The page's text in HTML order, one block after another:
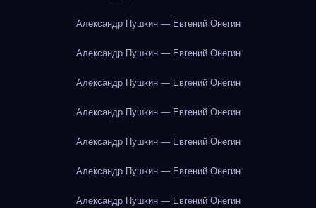
Александр Пушкин — Евгений Онегин
Александр Пушкин — Евгений Онегин
Александр Пушкин — Евгений Онегин
Александр Пушкин — Евгений Онегин
Александр Пушкин — Евгений Онегин
Александр Пушкин — Евгений Онегин
Александр Пушкин — Евгений Онегин